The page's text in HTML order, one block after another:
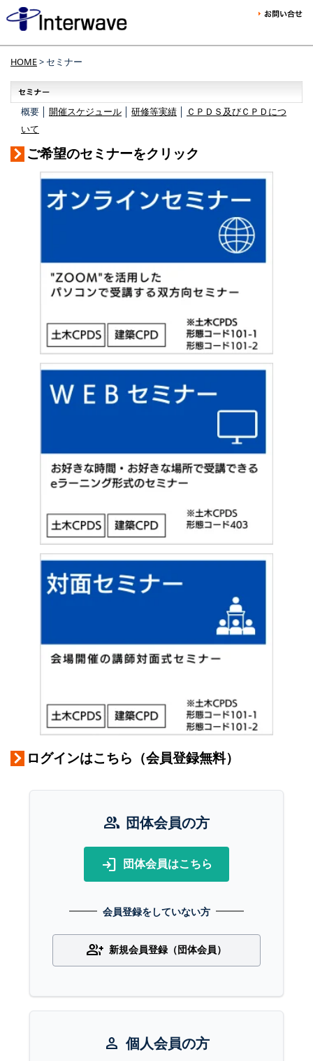
HOME> セミナー
概要 │ 開催スケジュール 研修等実績
ＣＰＤＳ及びＣＰＤにつ
いて
ご希望のセミナーをクリック
ログインはこちら（会員登録無料）
group 団体会員の方
login 団体会員はこちら
会員登録をしていない方
group_add 新規会員登録（団体会員）
person 個人会員の方